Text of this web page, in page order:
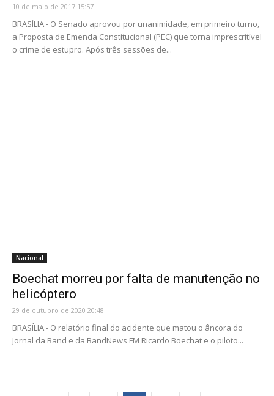
10 de maio de 2017 15:57
BRASÍLIA - O Senado aprovou por unanimidade, em primeiro turno,
a Proposta de Emenda Constitucional (PEC) que torna imprescritível
o crime de estupro. Após três sessões de...
Nacional
Boechat morreu por falta de manutenção no
helicóptero
29 de outubro de 2020 20:48
BRASÍLIA - O relatório final do acidente que matou o âncora do
Jornal da Band e da BandNews FM Ricardo Boechat e o piloto...